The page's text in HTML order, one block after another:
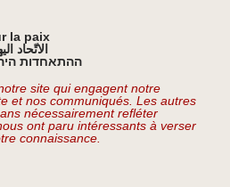
la paix
الاتّحاد
ההתאחדות
site qui engagent notre
et nos communiqués. Les autres
nécessairement refléter
ont paru intéressants à verser
connaissance.